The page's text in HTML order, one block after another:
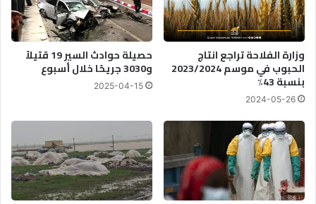
وزارة الفلاحة تراجع انتاج
الحبوب في موسم 2023/2024
بنسبة 43٪
2024-05-26
حصيلة حوادث السير 19 قتيلاً
و3030 جريحًا خلال أسبوع
2025-04-15